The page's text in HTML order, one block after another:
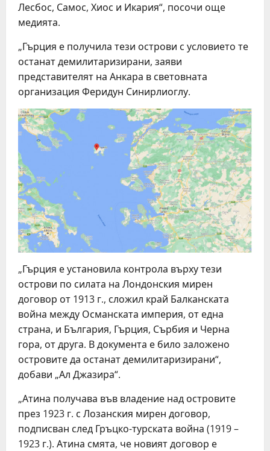
Лесбос, Самос, Хиос и Икария“, посочи още
медията.
„Гърция е получила тези острови с условието те
останат демилитаризирани, заяви
представителят на Анкара в световната
организация Феридун Синирлиоглу.
„Гърция е установила контрола върху тези
острови по силата на Лондонския мирен
договор от 1913 г., сложил край Балканската
война между Османската империя, от една
страна, и България, Гърция, Сърбия и Черна
гора, от друга. В документа е било заложено
островите да останат демилитаризирани“,
добави „Ал Джазира“.
„Атина получава във владение над островите
през 1923 г. с Лозанския мирен договор,
подписван след Гръцко-турската война (1919 –
1923 г.). Атина смята, че новият договор е